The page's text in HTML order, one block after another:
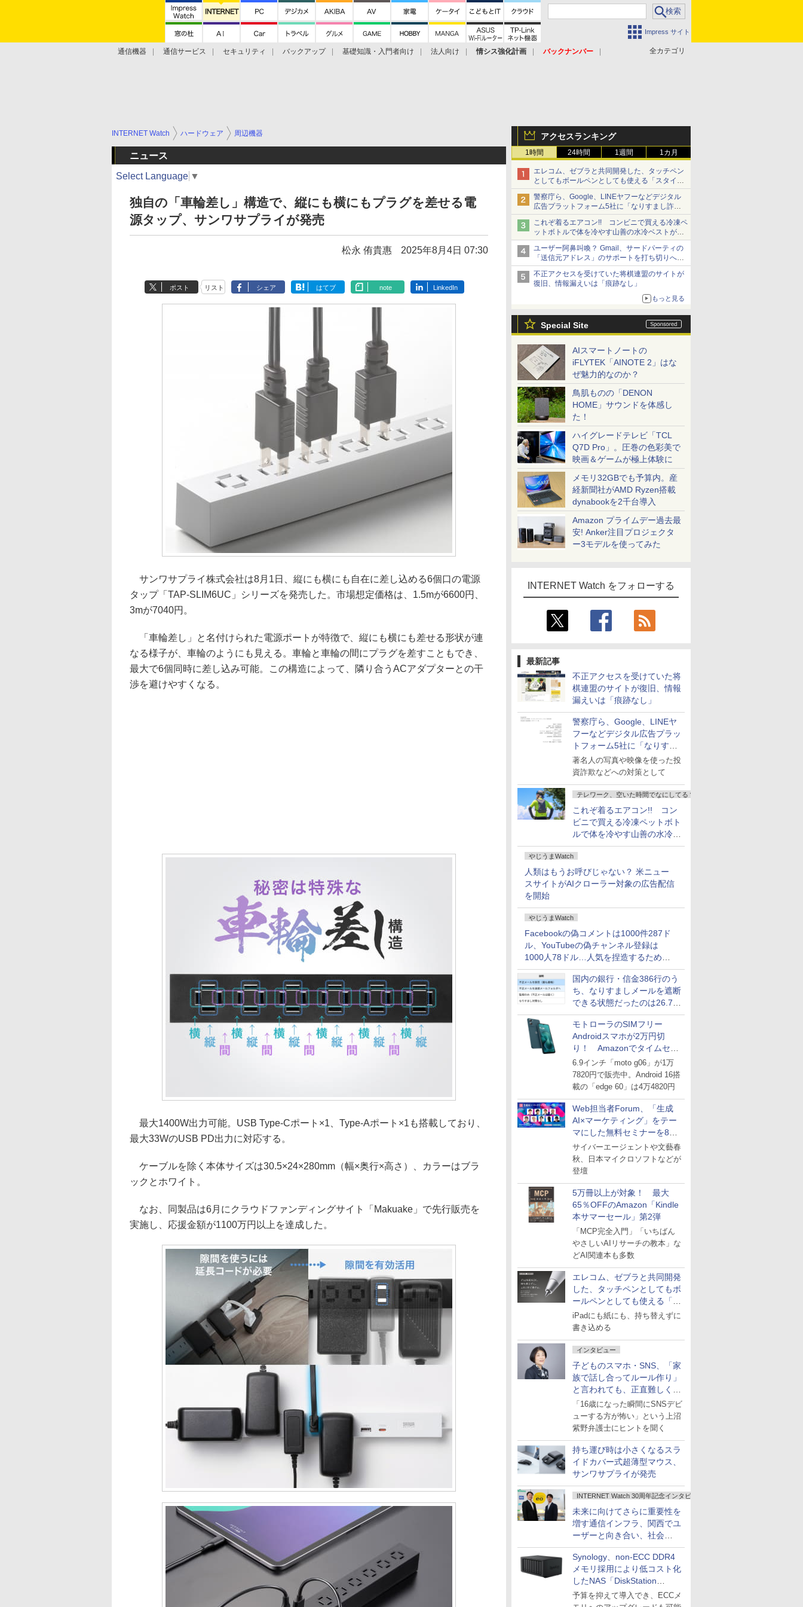
Impress サイト
全カテゴリ
通信機器 通信サービス セキュリティ バックアップ 基礎知識・入門者向け 法人向け 情シス強化計画
バックナンバー
アクセスランキング
1時間 24時間 1週間 1カ月
エレコム、ゼブラと共同開発した、タッチペン
としてもボールペンとしても使える「スタイラ
スツーウェイ」発売 iPadにも紙にも、持ち替
えずに書き込める
警察庁ら、Google、LINEヤフーなどデジタル
広告プラットフォーム5社に「なりすまし詐欺
広告」対策強化を要請 著名人の写真や映像を
使った投資詐欺などへの対策として
これぞ着るエアコン!! コンビニで買える冷凍ペ
ットボトルで体を冷やす山善の水冷ベストがロ
ードバイクにちょうどいい【ぼっち・ざ・ろー
ど！その14】【空いた時間でなにしてる？】
ユーザー阿鼻叫喚？ Gmail、サードパーティの
「送信元アドレス」のサポートを打ち切りへ
【やじうまWatch】
不正アクセスを受けていた将棋連盟のサイトが
復旧、情報漏えいは「痕跡なし」
もっと見る
Special Site
AIスマートノートの
iFLYTEK「AINOTE 2」はな
ぜ魅力的なのか？
鳥肌ものの「DENON
HOME」サウンドを体感し
た！
ハイグレードテレビ「TCL
Q7D Pro」。圧巻の色彩美で
映画＆ゲームが極上体験に
メモリ32GBでも予算内。産
経新聞社がAMD Ryzen搭載
dynabookを2千台導入
Amazon プライムデー過去最
安! Anker注目プロジェクタ
ー3モデルを使ってみた
INTERNET Watch をフォローする
最新記事
不正アクセスを受けていた将
棋連盟のサイトが復旧、情報
漏えいは「痕跡なし」
警察庁ら、Google、LINEヤ
フーなどデジタル広告プラッ
トフォーム5社に「なりすま
し詐欺広告」対策強化を要請
著名人の写真や映像を使った投
資詐欺などへの対策として
テレワーク、空いた時間でなにしてる？
これぞ着るエアコン!! コン
ビニで買える冷凍ペットボト
ルで体を冷やす山善の水冷ベ
ストがロードバイクにちょう
どいい【ぼっち・ざ・ろー
ど！その14】
やじうまWatch
人類はもうお呼びじゃない？ 米ニュー
スサイトがAIクローラー対象の広告配信
を開始
やじうまWatch
Facebookの偽コメントは1000件287ド
ル、YouTubeの偽チャンネル登録は
1000人78ドル…人気を捏造するための
価格リストが公開中
国内の銀行・信金386行のう
ち、なりすましメールを遮断
できる状態だったのは26.7％
にとどまる～GMOブランド
セキュリティ調査
モトローラのSIMフリー
Androidスマホが2万円切
り！ Amazonでタイムセー
ル
6.9インチ「moto g06」が1万
7820円で販売中。Android 16搭
載の「edge 60」は4万4820円
Web担当者Forum、「生成
AI×マーケティング」をテー
マにした無料セミナーを8月
27日にオンライン開催
サイバーエージェントや文藝春
秋、日本マイクロソフトなどが
登壇
5万冊以上が対象！ 最大
65％OFFのAmazon「Kindle
本サマーセール」第2弾
「MCP完全入門」「いちばん
やさしいAIリサーチの教本」な
どAI関連本も多数
エレコム、ゼブラと共同開発
した、タッチペンとしてもボ
ールペンとしても使える「ス
タイラスツーウェイ」発売
iPadにも紙にも、持ち替えずに
書き込める
インタビュー
子どものスマホ・SNS、「家
族で話し合ってルール作り」
と言われても、正直難しくな
いですか？
「16歳になった瞬間にSNSデビ
ューする方が怖い」という上沼
紫野弁護士にヒントを聞く
持ち運び時は小さくなるスラ
イドカバー式超薄型マウス、
サンワサプライが発売
INTERNET Watch 30周年記念インタビュー
未来に向けてさらに重要性を
増す通信インフラ、関西でユ
ーザーと向き合い、社会
の“あたらしい”を起動し続け
る～オプテージ
Synology、non-ECC DDR4
メモリ採用により低コスト化
したNAS「DiskStation
neo+」シリーズ
予算を抑えて導入でき、ECCメ
INTERNET Watch ハードウェア 周辺機器
ニュース
Select Language ▼
独自の「車輪差し」構造で、縦にも横にもプラグを差せる電
源タップ、サンワサプライが発売
松永 侑貴惠 2025年8月4日 07:30
ポスト リスト シェア はてブ note LinkedIn
サンワサプライ株式会社は8月1日、縦にも横にも自在に差し込める6個口の電源
タップ「TAP-SLIM6UC」シリーズを発売した。市場想定価格は、1.5mが6600円、
3mが7040円。
「車輪差し」と名付けられた電源ポートが特徴で、縦にも横にも差せる形状が連
なる様子が、車輪のようにも見える。車輪と車輪の間にプラグを差すこともでき、
最大で6個同時に差し込み可能。この構造によって、隣り合うACアダプターとの干
渉を避けやすくなる。
最大1400W出力可能。USB Type-Cポート×1、Type-Aポート×1も搭載しており、
最大33WのUSB PD出力に対応する。
ケーブルを除く本体サイズは30.5×24×280mm（幅×奥行×高さ）、カラーはブラ
ックとホワイト。
なお、同製品は6月にクラウドファンディングサイト「Makuake」で先行販売を
実施し、応援金額が1100万円以上を達成した。